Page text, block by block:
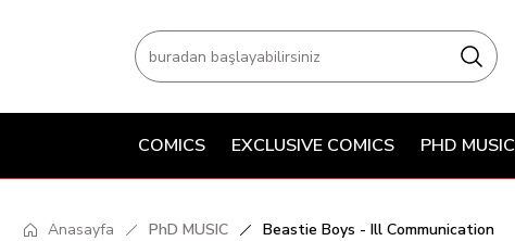
COMICS EXCLUSIVE COMICS PHD MUSIC
Anasayfa PhD MUSIC Beastie Boys - Ill Communication